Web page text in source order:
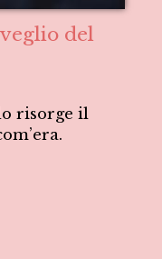
del
risorge il